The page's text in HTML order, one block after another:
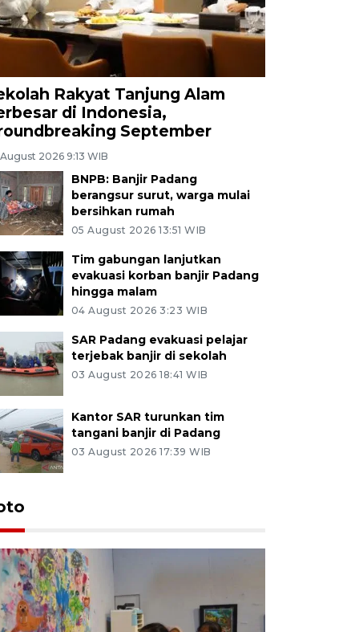
Rakyat Tanjung Alam
di Indonesia,
September
2026 9:13 WIB
BNPB: Banjir Padang
berangsur surut, warga mulai
bersihkan rumah
05 August 2026 13:51 WIB
Tim gabungan lanjutkan
evakuasi korban banjir Padang
hingga malam
04 August 2026 3:23 WIB
SAR Padang evakuasi pelajar
terjebak banjir di sekolah
03 August 2026 18:41 WIB
Kantor SAR turunkan tim
tangani banjir di Padang
03 August 2026 17:39 WIB